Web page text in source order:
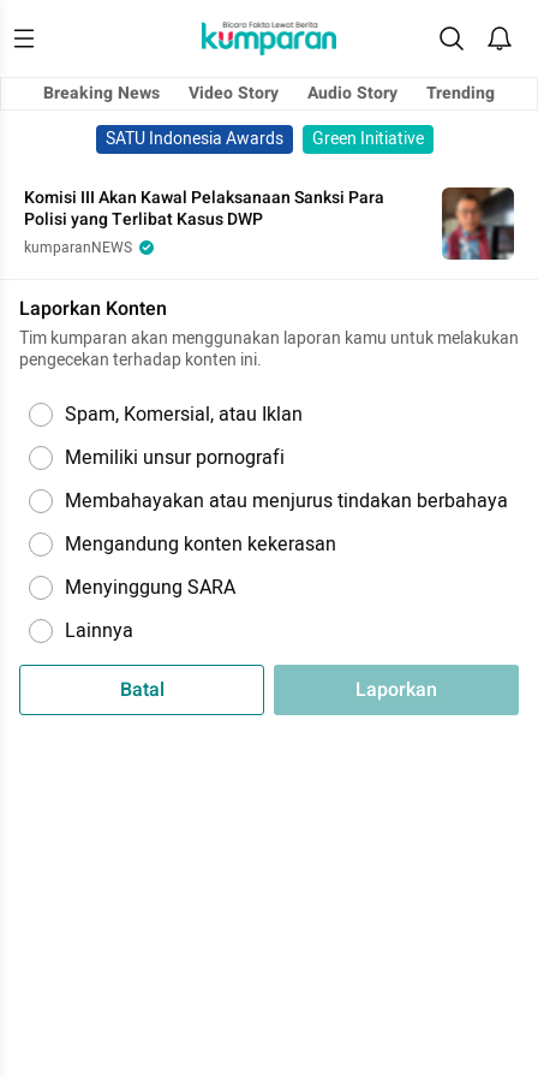
Breaking News Video Story Audio Story
Trending
SATU Indonesia Awards
Green Initiative
Komisi III Akan Kawal Pelaksanaan Sanksi Para
Polisi yang Terlibat Kasus DWP
kumparanNEWS
Laporkan Konten
Tim kumparan akan menggunakan laporan kamu untuk melakukan
pengecekan terhadap konten ini.
Spam, Komersial, atau Iklan
Memiliki unsur pornografi
Membahayakan atau menjurus tindakan berbahaya
Mengandung konten kekerasan
Menyinggung SARA
Lainnya
Batal Laporkan